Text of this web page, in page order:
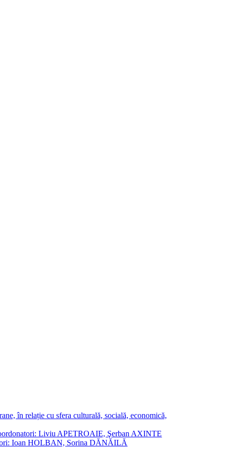
în relație cu sfera culturală, socială, economică,
Liviu APETROAIE, Şerban AXINTE
Ioan HOLBAN, Sorina DĂNĂILĂ